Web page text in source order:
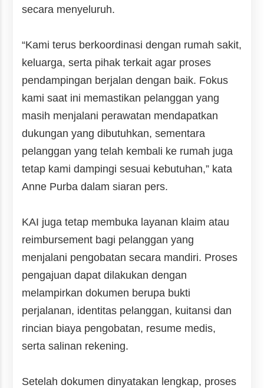
secara menyeluruh.
“Kami terus berkoordinasi dengan rumah sakit,
keluarga, serta pihak terkait agar proses
pendampingan berjalan dengan baik. Fokus
kami saat ini memastikan pelanggan yang
masih menjalani perawatan mendapatkan
dukungan yang dibutuhkan, sementara
pelanggan yang telah kembali ke rumah juga
tetap kami dampingi sesuai kebutuhan,” kata
Anne Purba dalam siaran pers.
KAI juga tetap membuka layanan klaim atau
reimbursement bagi pelanggan yang
menjalani pengobatan secara mandiri. Proses
pengajuan dapat dilakukan dengan
melampirkan dokumen berupa bukti
perjalanan, identitas pelanggan, kuitansi dan
rincian biaya pengobatan, resume medis,
serta salinan rekening.
Setelah dokumen dinyatakan lengkap, proses